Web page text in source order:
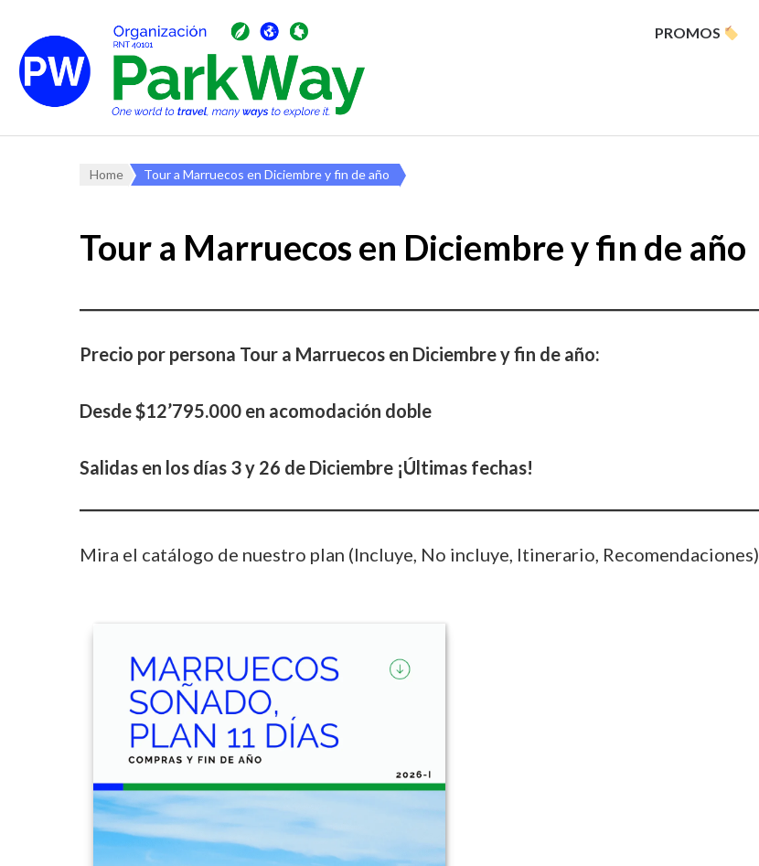
PROMOS
Home Tour a Marruecos en Diciembre y fin de año
Tour a Marruecos en Diciembre y fin de año
Precio por persona Tour a Marruecos en Diciembre y fin de año:
Desde $12’795.000 en acomodación doble
Salidas en los días 3 y 26 de Diciembre ¡Últimas fechas!
Mira el catálogo de nuestro plan (Incluye, No incluye, Itinerario, Recomendaciones)